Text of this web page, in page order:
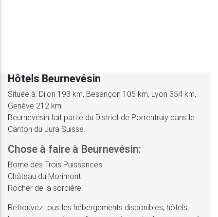
Hôtels Beurnevésin
Située à: Dijon 193 km, Besançon 105 km, Lyon 354 km,
Genève 212 km
Beurnevésin fait partie du District de Porrentruiy dans le
Canton du Jura Suisse.
Chose à faire à Beurnevésin:
Borne des Trois Puissances
Château du Morimont
Rocher de la sorcière
Retrouvez tous les hébergements disponibles, hôtels,